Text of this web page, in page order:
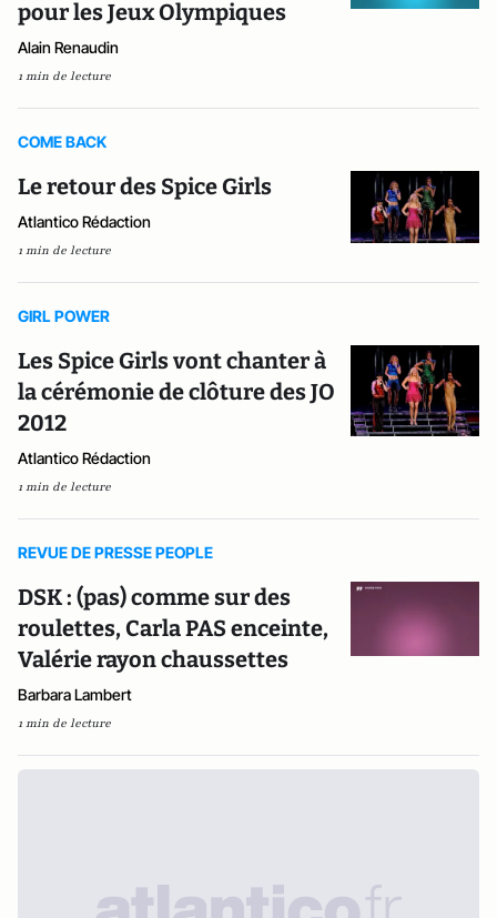
pour les Jeux Olympiques
Alain Renaudin
1 min de lecture
COME BACK
Le retour des Spice Girls
Atlantico Rédaction
1 min de lecture
GIRL POWER
Les Spice Girls vont chanter à
la cérémonie de clôture des JO
2012
Atlantico Rédaction
1 min de lecture
REVUE DE PRESSE PEOPLE
DSK : (pas) comme sur des
roulettes, Carla PAS enceinte,
Valérie rayon chaussettes
Barbara Lambert
1 min de lecture